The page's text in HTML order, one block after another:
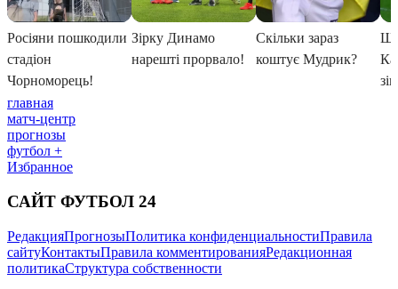
главная
матч-центр
прогнозы
футбол +
Избранное
САЙТ ФУТБОЛ 24
РедакцияПрогнозыПолитика конфиденциальностиПравила
сайтуКонтактыПравила комментированияРедакционная
политикаСтруктура собственности